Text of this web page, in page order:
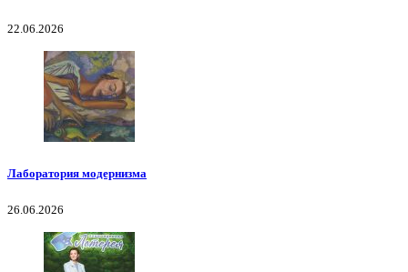
22.06.2026
Лаборатория модернизма
26.06.2026